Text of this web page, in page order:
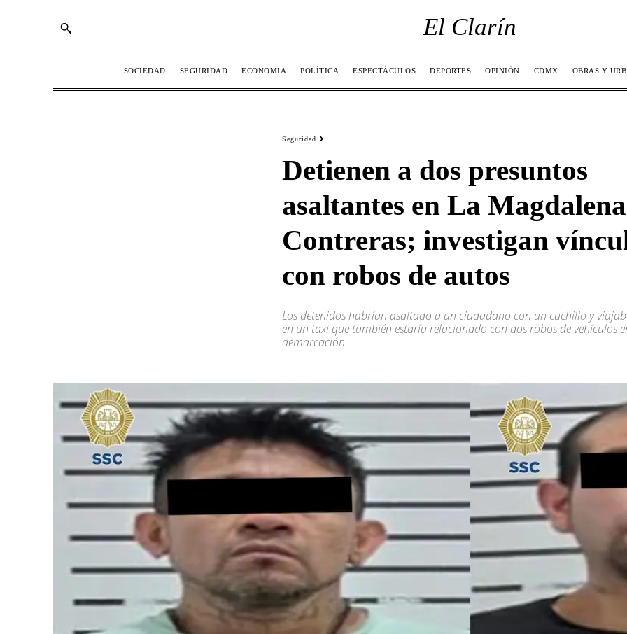
El Clarín
SOCIEDAD SEGURIDAD ECONOMIA POLÍTICA ESPECTÁCULOS DEPORTES OPINIÓN CDMX OBRAS Y
Seguridad
Detienen a dos presuntos
asaltantes en La Magdalena
Contreras; investigan
con robos de autos
Los detenidos habrían asaltado a un ciudadano con un cuchillo y
en un taxi que también estaría relacionado con dos robos de vehículos
demarcación.